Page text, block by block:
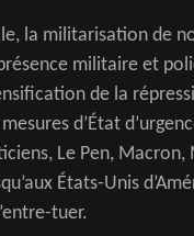
la militarisation de
militaire et
de la
d’État
Le Pen,
États-Unis
tuer.